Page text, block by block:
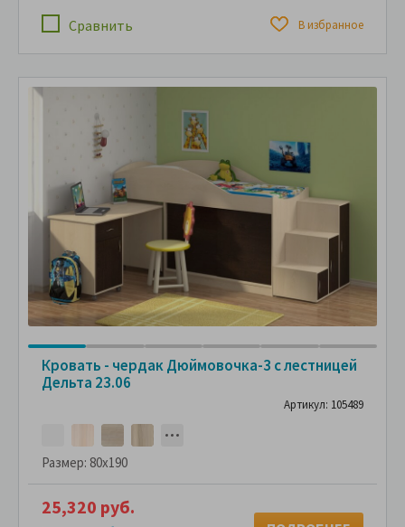
Сравнить В избранное
Кровать - чердак Дюймовочка-3 с лестницей
Дельта 23.06
Артикул: 105489
Размер: 80x190
25,320 руб.